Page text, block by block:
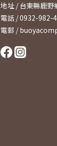
地址 / 台東縣鹿
電話 / 0932-982-
電郵 /